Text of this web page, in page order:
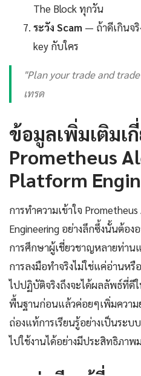
The Block ทุกวัน
ระวัง Scam — ถ้าดีเกินจริ
key กับใคร
"Plan your trade and
เทรด
ข้อมูลเพิ่มเติมเ
Prometheus
Platform
การทำความเข้าใจ
Engineering อย่างลึกซึ้งนั้นต้อ
การศึกษาผู้เชี่ยวชาญหลายท่าน
การลงมือทำจริงไม่ใช่แค่อ่านหรื
ไปปฏิบัติจริงถึงจะได้ผลลัพธ์ที่ดี
พื้นฐานก่อนแล้วค่อยๆเพิ่มความ
ถ่องแท้การเรียนรู้อย่างเป็นระ
ไปใช้งานได้อย่างมีประสิทธิภาพ